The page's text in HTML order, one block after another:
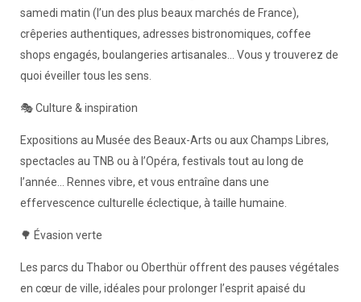
samedi matin (l’un des plus beaux marchés de France),
crêperies authentiques, adresses bistronomiques, coffee
shops engagés, boulangeries artisanales… Vous y trouverez de
quoi éveiller tous les sens.
🎭 Culture & inspiration
Expositions au Musée des Beaux-Arts ou aux Champs Libres,
spectacles au TNB ou à l’Opéra, festivals tout au long de
l’année… Rennes vibre, et vous entraîne dans une
effervescence culturelle éclectique, à taille humaine.
🌳 Évasion verte
Les parcs du Thabor ou Oberthür offrent des pauses végétales
en cœur de ville, idéales pour prolonger l’esprit apaisé du